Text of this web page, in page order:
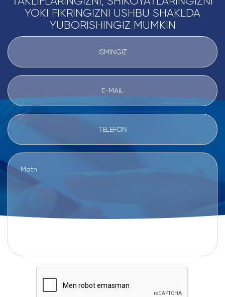
YOKI FIKRINGIZNI USHBU SHAKLDA
YUBORISHINGIZ MUMKIN